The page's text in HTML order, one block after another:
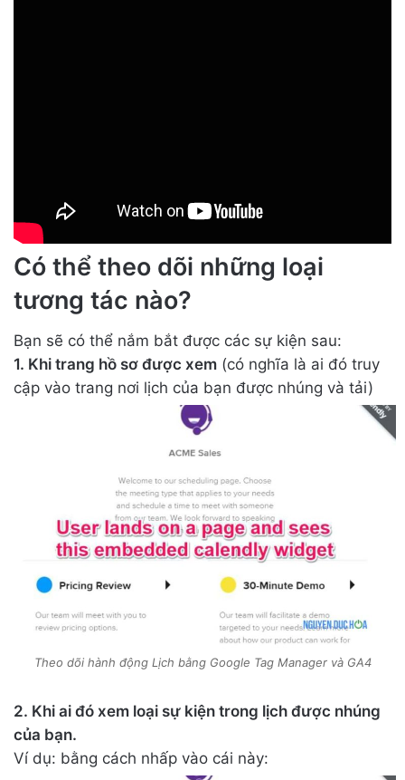
Có thể theo dõi những loại
tương tác nào?
Bạn sẽ có thể nắm bắt được các sự kiện sau:
1. Khi trang hồ sơ được xem (có nghĩa là ai đó truy
cập vào trang nơi lịch của bạn được nhúng và tải)
Theo dõi hành động Lịch bằng Google Tag Manager và GA4
2. Khi ai đó xem loại sự kiện trong lịch được nhúng
của bạn.
Ví dụ: bằng cách nhấp vào cái này: